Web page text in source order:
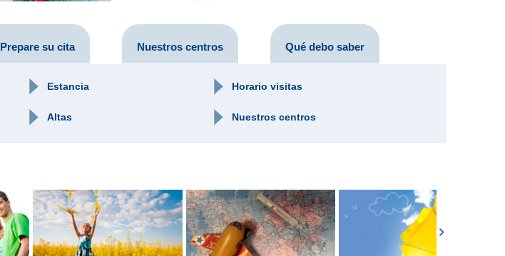
Prepare su cita Nuestros centros Qué debo saber
Estancia Horario visitas
Altas Nuestros centros